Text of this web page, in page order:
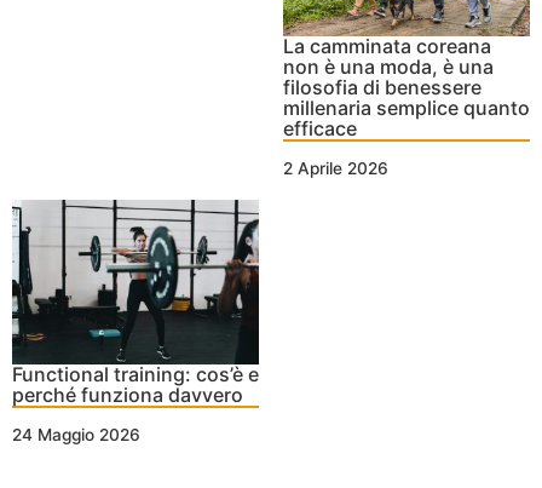
La camminata coreana
non è una moda, è una
filosofia di benessere
millenaria semplice quanto
efficace
2 Aprile 2026
Functional training: cos’è e
perché funziona davvero
24 Maggio 2026